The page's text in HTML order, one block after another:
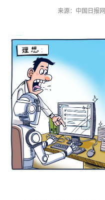
来源：中国日报网